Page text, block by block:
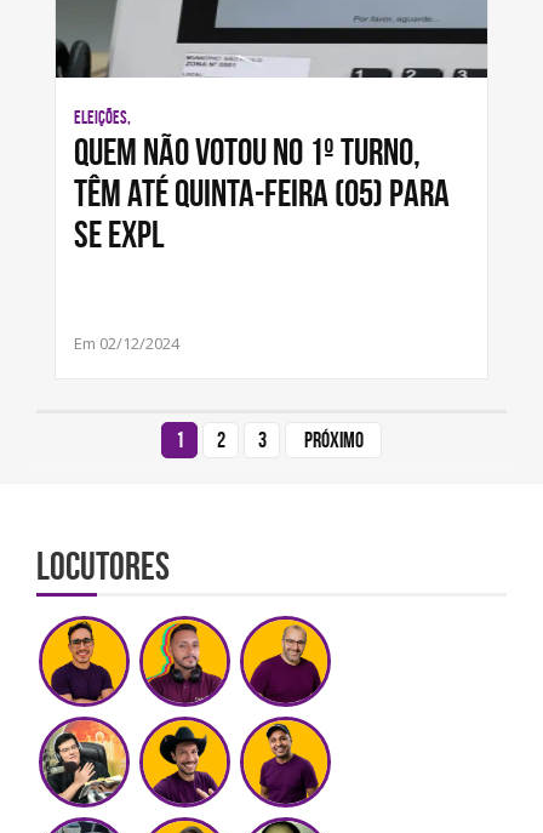
ELEIÇÕES,
Quem não votou no 1º turno,
têm até quinta-feira (05) para
se expl
Em 02/12/2024
1 2 3 Próximo
Locutores